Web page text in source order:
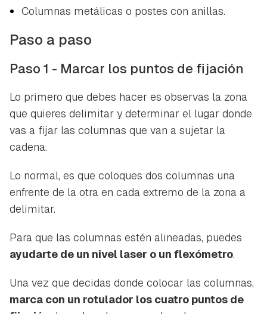
Columnas metálicas o postes con anillas.
Paso a paso
Paso 1 - Marcar los puntos de fijación
Lo primero que debes hacer es observas la zona
que quieres delimitar y determinar el lugar donde
vas a fijar las columnas que van a sujetar la
cadena.
Lo normal, es que coloques dos columnas una
enfrente de la otra en cada extremo de la zona a
delimitar.
Para que las columnas estén alineadas, puedes
ayudarte de un nivel laser o un flexómetro.
Una vez que decidas donde colocar las columnas,
marca con un rotulador los cuatro puntos de